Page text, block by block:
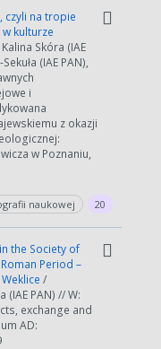
czyli na tropie
kulturze
Skóra (IAE
(IAE PAN),
i
z okazji
w Poznaniu,
naukowej 20
the Society of
Period –
/
(IAE PAN) // W:
exchange and
AD: